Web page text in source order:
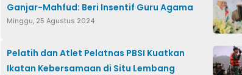
Ganjar-Mahfud: Beri Insentif Guru Agama
Minggu, 25 Agustus 2024
Pelatih dan Atlet Pelatnas PBSI Kuatkan
Ikatan Kebersamaan di Situ Lembang